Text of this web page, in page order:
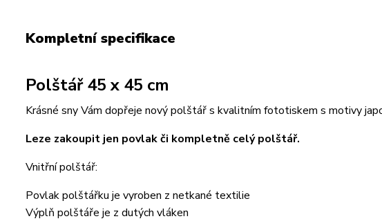
Kompletní specifikace
Polštář 45 x 45 cm
Krásné sny Vám dopřeje nový polštář s kvalitním fototiskem s motivy
Leze zakoupit jen povlak či kompletně celý polštář.
Vnitřní polštář:
Povlak polštářku je vyroben z netkané textilie
Výplň polštáře je z dutých vláken